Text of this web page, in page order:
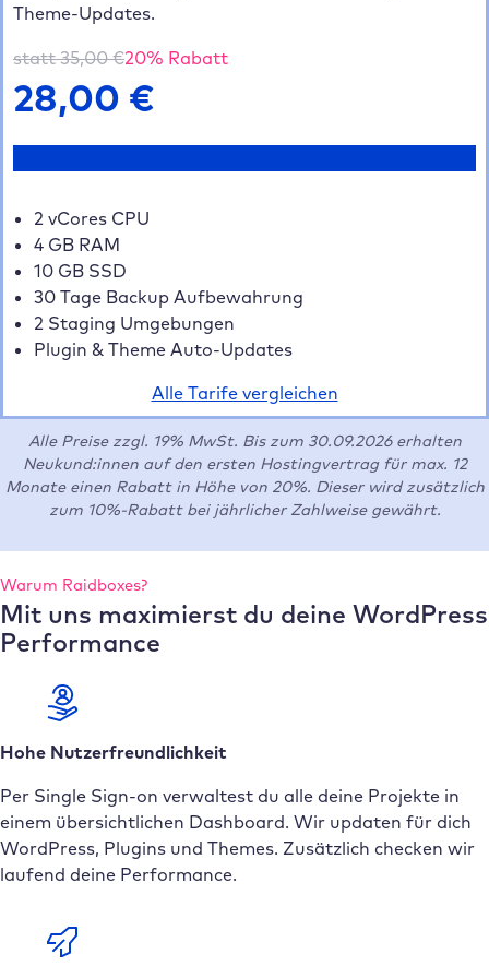
Theme-Updates.
statt35,00€20% Rabatt
28,00 €
2 vCores CPU
4 GB RAM
10 GB SSD
30 Tage Backup Aufbewahrung
2 Staging Umgebungen
Plugin & Theme Auto-Updates
Alle Tarife vergleichen
Alle Preise zzgl. 19% MwSt. Bis zum 30.09.2026 erhalten
Neukund:innen auf den ersten Hostingvertrag für max. 12
Monate einen Rabatt in Höhe von 20%. Dieser wird zusätzlich
zum 10%-Rabatt bei jährlicher Zahlweise gewährt.
Warum Raidboxes?
Mit uns maximierst du deine WordPress
Performance
Hohe Nutzerfreundlichkeit
Per Single Sign-on verwaltest du alle deine Projekte in
einem übersichtlichen Dashboard. Wir updaten für dich
WordPress, Plugins und Themes. Zusätzlich checken wir
laufend deine Performance.